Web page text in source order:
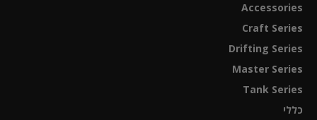
Accessories
Craft Series
Drifting Series
Master Series
Tank Series
כללי